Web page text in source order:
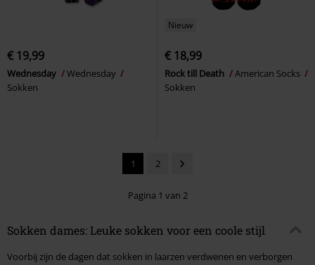
€ 19,99
Wednesday
Wednesday
Sokken
Nieuw
€ 18,99
Rock till Death
American Socks
Sokken
1 2
Pagina 1 van 2
Sokken dames: Leuke sokken voor een coole stijl
Voorbij zijn de dagen dat sokken in laarzen verdwenen en verborgen